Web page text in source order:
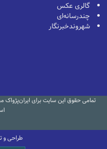
گالری عکس
چندرسانه‌ای
شهروندخبرنگار
تمامی حقوق این سایت برای ایران‌پژواک
طراحی و